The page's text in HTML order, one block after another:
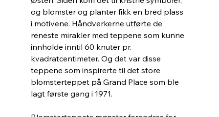
og blomster og planter fikk en bred plass
i motivene. Håndverkerne utførte de
reneste mirakler med teppene som kunne
innholde inntil 60 knuter pr.
kvadratcentimeter. Og det var disse
teppene som inspirerte til det store
blomsterteppet på Grand Place som ble
lagt første gang i 1971.